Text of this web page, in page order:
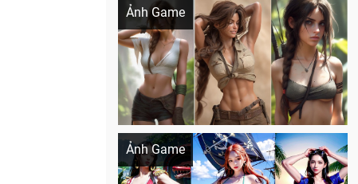
Ảnh Game
Ảnh Game
Khi AI Cosplay gái đẹp One Piece